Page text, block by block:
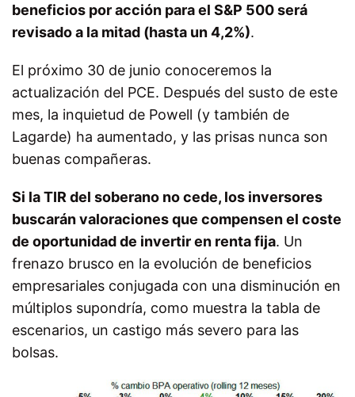
beneficios por acción para el S&P 500 será
revisado a la mitad (hasta un 4,2%).
El próximo 30 de junio conoceremos la
actualización del PCE. Después del susto de este
mes, la inquietud de Powell (y también de
Lagarde) ha aumentado, y las prisas nunca son
buenas compañeras.
Si la TIR del soberano no cede, los inversores
buscarán valoraciones que compensen el coste
de oportunidad de invertir en renta fija. Un
frenazo brusco en la evolución de beneficios
empresariales conjugada con una disminución en
múltiplos supondría, como muestra la tabla de
escenarios, un castigo más severo para las
bolsas.